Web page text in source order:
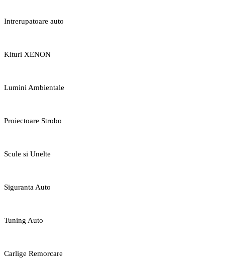
Intrerupatoare auto
Kituri XENON
Lumini Ambientale
Proiectoare Strobo
Scule si Unelte
Siguranta Auto
Tuning Auto
Carlige Remorcare